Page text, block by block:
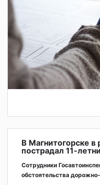
В Магнитогорске в
пострадал 11-
Сотрудники
обстоятельства